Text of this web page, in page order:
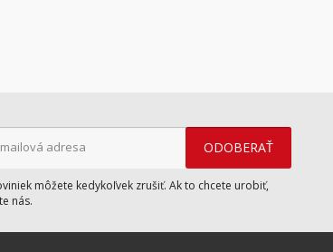
môžete kedykoľvek zrušiť. Ak to chcete urobiť,
nás.